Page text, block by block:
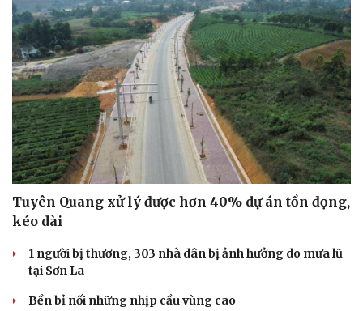
Du lịch
Tư vấn
Săn Tour
Podcast
Câu chuyện thời sự
Kể chuyện cho bé
Tuyên Quang xử lý được hơn 40% dự án tồn đọng,
kéo dài
1 người bị thương, 303 nhà dân bị ảnh hưởng do mưa lũ
tại Sơn La
Bền bỉ nối những nhịp cầu vùng cao